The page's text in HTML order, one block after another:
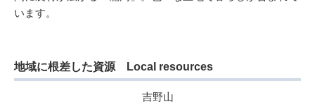
います。
地域に根差した資源 Local resources
吉野山